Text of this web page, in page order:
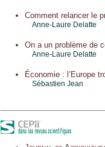
Comment relancer le
Anne-Laure Delatte
On a un problème de
Anne-Laure Delatte
Économie : l’Europe
Sébastien Jean